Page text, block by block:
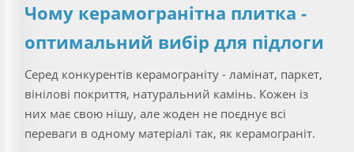
Чому керамогранітна плитка -
оптимальний вибір для підлоги
Серед конкурентів керамограніту - ламінат, паркет,
вінілові покриття, натуральний камінь. Кожен із
них має свою нішу, але жоден не поєднує всі
переваги в одному матеріалі так, як керамограніт.